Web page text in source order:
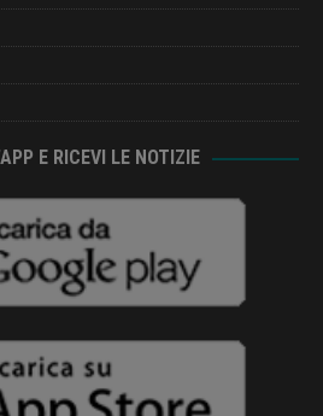
E RICEVI LE NOTIZIE